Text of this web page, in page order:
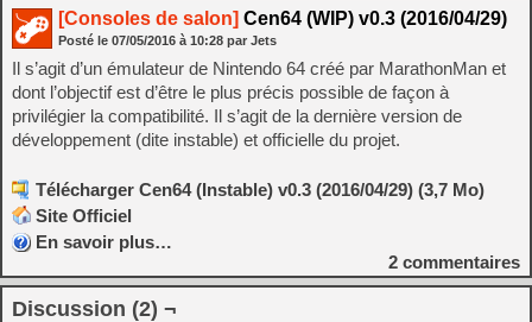
[Consoles de salon] Cen64 (WIP) v0.3 (2016/04/29)
Posté le 07/05/2016 à 10:28 par Jets
Il s’agit d’un émulateur de Nintendo 64 créé par MarathonMan et
dont l’objectif est d’être le plus précis possible de façon à
privilégier la compatibilité. Il s’agit de la dernière version de
développement (dite instable) et officielle du projet.
Télécharger Cen64 (Instable) v0.3 (2016/04/29) (3,7 Mo)
Site Officiel
En savoir plus…
2 commentaires
Discussion (2) ¬